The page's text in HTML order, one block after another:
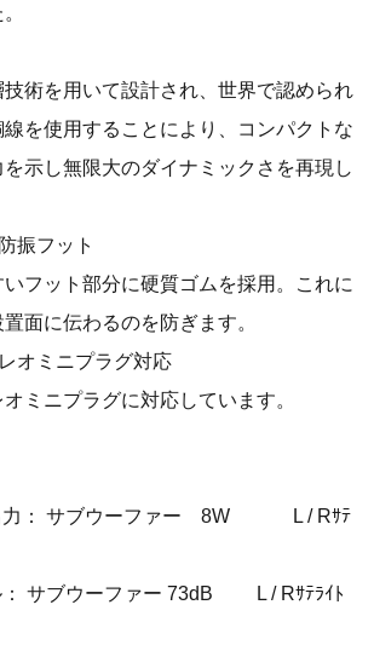
術を用いて設計され、世界で認められ
を使用することにより、コンパクトな
示し無限大のダイナミックさを再現し
振フット
フット部分に硬質ゴムを採用。これに
面に伝わるのを防ぎます。
オミニプラグ対応
ニプラグに対応しています。
力： サブウーファー 8W L / Rｻﾃ
サブウーファー 73dB L / Rｻﾃﾗｲﾄ